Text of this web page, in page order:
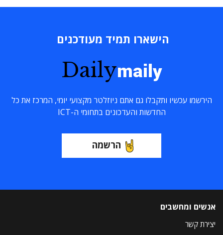
הישארו תמיד מעודכנים
Dailymaily
הירשמו עכשיו ותקבלו גם אתם ניוזלטר מקצועי יומי, המרכז את כל
החדשות והעדכונים בתחומי ה-ICT
הרשמה
אנשים ומחשבים
יצירת קשר